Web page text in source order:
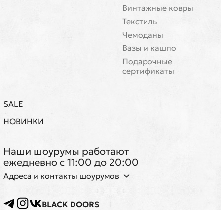
Винтажные ковры
Текстиль
Чемоданы
Вазы и кашпо
Подарочные
сертификаты
SALE
НОВИНКИ
Наши шоурумы работают
ежедневно с 11:00 до 20:00
Адреса и контакты шоурумов
BLACK DOORS